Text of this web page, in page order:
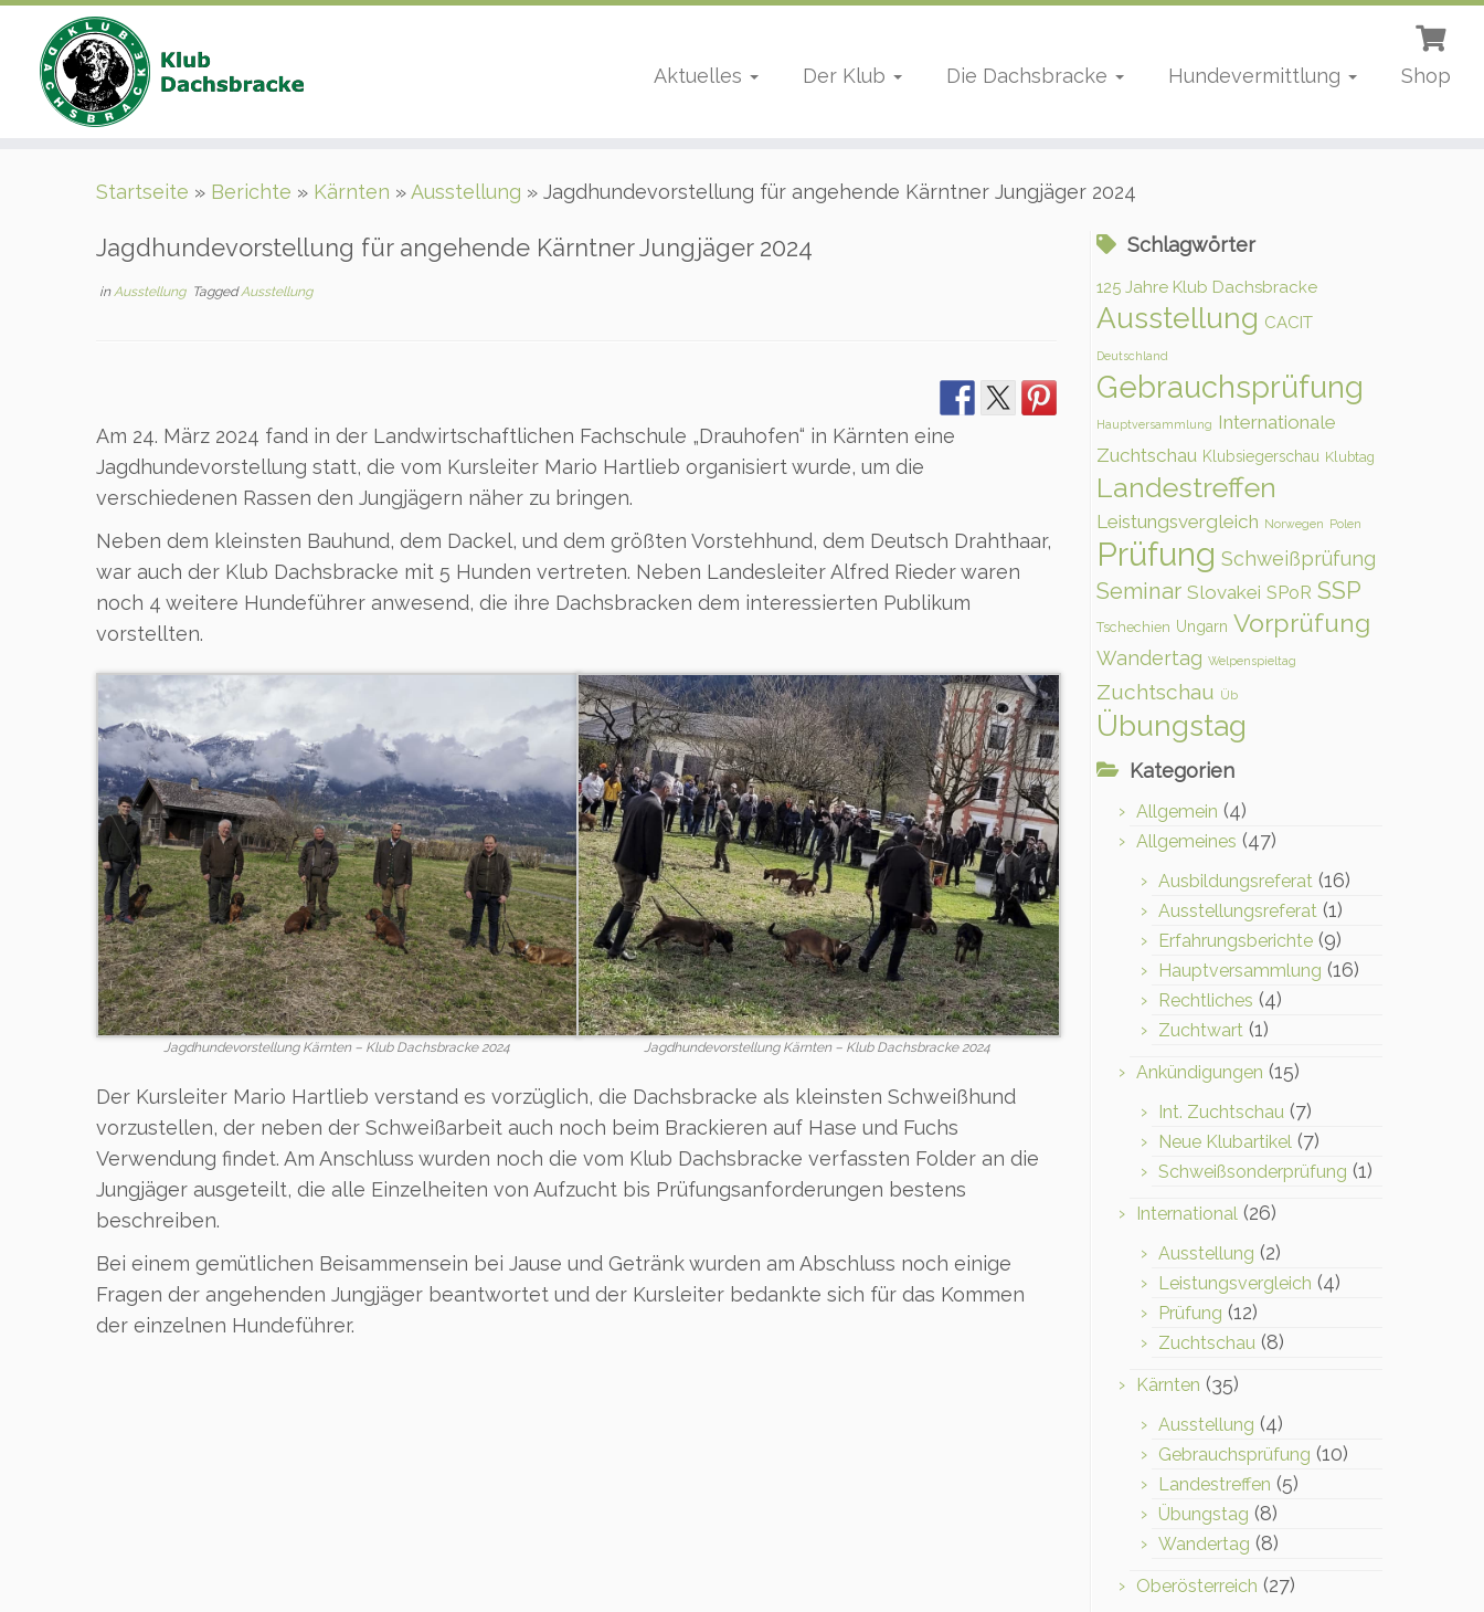
Aktuelles Der Klub Die Dachsbracke Hundevermittlung Shop
Startseite » Berichte » Kärnten »Ausstellung » Jagdhundevorstellung für angehende Kärntner Jungjäger 2024
Jagdhundevorstellung für angehende Kärntner Jungjäger 2024
inAusstellung TaggedAusstellung
Am 24. März 2024 fand in der Landwirtschaftlichen Fachschule „Drauhofen“ in Kärnten eine
Jagdhundevorstellung statt, die vom Kursleiter Mario Hartlieb organisiert wurde, um die
verschiedenen Rassen den Jungjägern näher zu bringen.
Neben dem kleinsten Bauhund, dem Dackel, und dem größten Vorstehhund, dem Deutsch Drahthaar,
war auch der Klub Dachsbracke mit 5 Hunden vertreten. Neben Landesleiter Alfred Rieder waren
noch 4 weitere Hundeführer anwesend, die ihre Dachsbracken dem interessierten Publikum
vorstellten.
Jagdhundevorstellung Kärnten – Klub Dachsbracke 2024 Jagdhundevorstellung Kärnten – Klub Dachsbracke 2024
Der Kursleiter Mario Hartlieb verstand es vorzüglich, die Dachsbracke als kleinsten Schweißhund
vorzustellen, der neben der Schweißarbeit auch noch beim Brackieren auf Hase und Fuchs
Verwendung findet. Am Anschluss wurden noch die vom Klub Dachsbracke verfassten Folder an die
Jungjäger ausgeteilt, die alle Einzelheiten von Aufzucht bis Prüfungsanforderungen bestens
beschreiben.
Bei einem gemütlichen Beisammensein bei Jause und Getränk wurden am Abschluss noch einige
Fragen der angehenden Jungjäger beantwortet und der Kursleiter bedankte sich für das Kommen
der einzelnen Hundeführer.
Schlagwörter
125 Jahre Klub Dachsbracke
Ausstellung CACIT
Deutschland
Gebrauchsprüfung
Hauptversammlung Internationale
Zuchtschau Klubsiegerschau Klubtag
Landestreffen
Leistungsvergleich Norwegen Polen
Prüfung Schweißprüfung
Seminar Slovakei SPoR SSP
Tschechien Ungarn Vorprüfung
Wandertag Welpenspieltag
Zuchtschau Üb
Übungstag
Kategorien
Allgemein (4)
Allgemeines (47)
Ausbildungsreferat (16)
Ausstellungsreferat (1)
Erfahrungsberichte (9)
Hauptversammlung (16)
Rechtliches (4)
Zuchtwart (1)
Ankündigungen (15)
Int. Zuchtschau (7)
Neue Klubartikel (7)
Schweißsonderprüfung (1)
International (26)
Ausstellung (2)
Leistungsvergleich (4)
Prüfung (12)
Zuchtschau (8)
Kärnten (35)
Ausstellung (4)
Gebrauchsprüfung (10)
Landestreffen (5)
Übungstag (8)
Wandertag (8)
Oberösterreich (27)